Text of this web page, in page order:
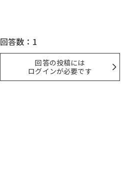
回答数：1
回答の投稿には
ログインが必要です